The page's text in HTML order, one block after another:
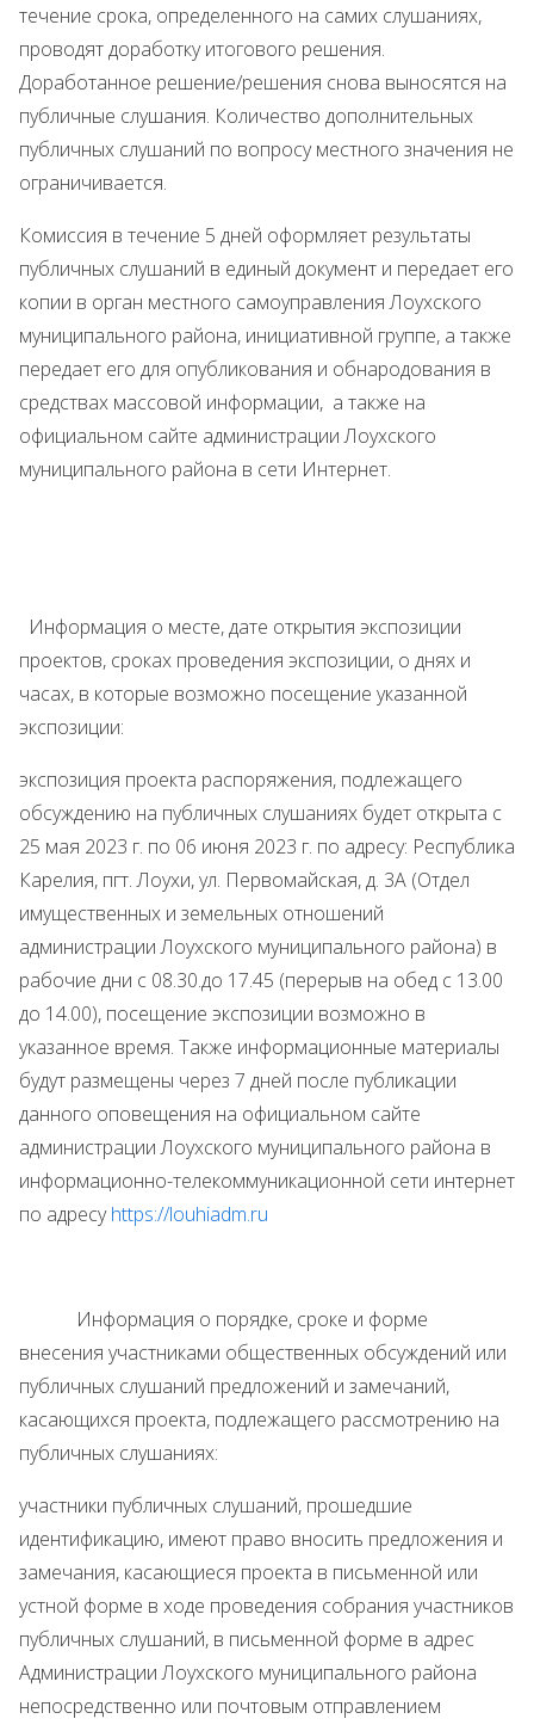
течение срока, определенного на самих слушаниях,
проводят доработку итогового решения.
Доработанное решение/решения снова выносятся на
публичные слушания. Количество дополнительных
публичных слушаний по вопросу местного значения не
ограничивается.
Комиссия в течение 5 дней оформляет результаты
публичных слушаний в единый документ и передает его
копии в орган местного самоуправления Лоухского
муниципального района, инициативной группе, а также
передает его для опубликования и обнародования в
средствах массовой информации, а также на
официальном сайте администрации Лоухского
муниципального района в сети Интернет.
Информация о месте, дате открытия экспозиции
проектов, сроках проведения экспозиции, о днях и
часах, в которые возможно посещение указанной
экспозиции:
экспозиция проекта распоряжения, подлежащего
обсуждению на публичных слушаниях будет открыта с
25 мая 2023 г. по 06 июня 2023 г. по адресу: Республика
Карелия, пгт. Лоухи, ул. Первомайская, д. 3А (Отдел
имущественных и земельных отношений
администрации Лоухского муниципального района) в
рабочие дни с 08.30.до 17.45 (перерыв на обед с 13.00
до 14.00), посещение экспозиции возможно в
указанное время. Также информационные материалы
будут размещены через 7 дней после публикации
данного оповещения на официальном сайте
администрации Лоухского муниципального района в
информационно-телекоммуникационной сети интернет
по адресуhttps://louhiadm.ru
Информация о порядке, сроке и форме
внесения участниками общественных обсуждений или
публичных слушаний предложений и замечаний,
касающихся проекта, подлежащего рассмотрению на
публичных слушаниях:
участники публичных слушаний, прошедшие
идентификацию, имеют право вносить предложения и
замечания, касающиеся проекта в письменной или
устной форме в ходе проведения собрания участников
публичных слушаний, в письменной форме в адрес
Администрации Лоухского муниципального района
непосредственно или почтовым отправлением